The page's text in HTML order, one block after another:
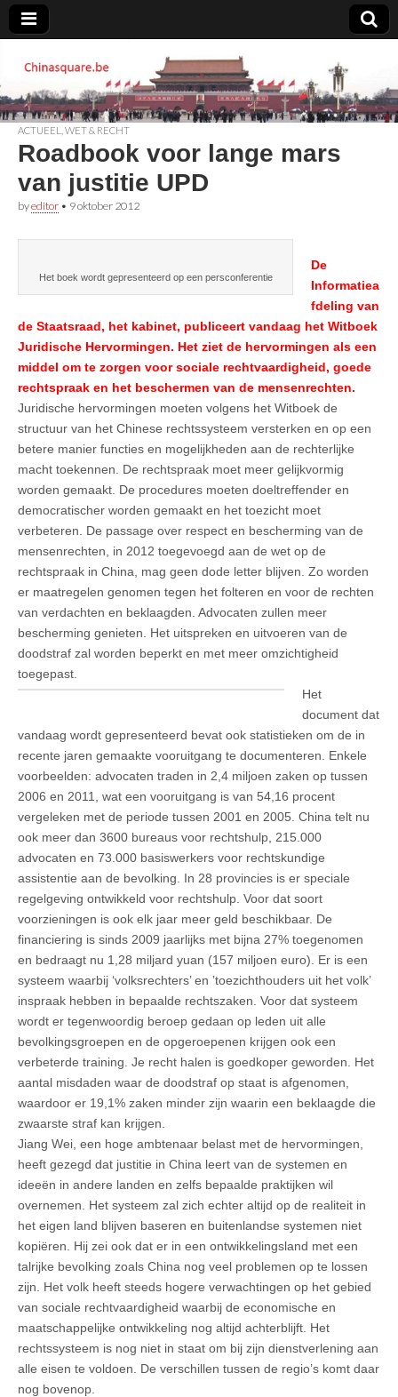
Chinasquare.be
ACTUEEL WET & RECHT
Roadbook voor lange mars
van justitie UPD
byeditor • 9 oktober 2012
Het boek wordt gepresenteerd op een persconferentie
De
Informatiea
fdeling van
de Staatsraad, het kabinet, publiceert vandaag het Witboek
Juridische Hervormingen. Het ziet de hervormingen als een
middel om te zorgen voor sociale rechtvaardigheid, goede
rechtspraak en het beschermen van de mensenrechten.
Juridische hervormingen moeten volgens het Witboek de
structuur van het Chinese rechtssysteem versterken en op een
betere manier functies en mogelijkheden aan de rechterlijke
macht toekennen. De rechtspraak moet meer gelijkvormig
worden gemaakt. De procedures moeten doeltreffender en
democratischer worden gemaakt en het toezicht moet
verbeteren. De passage over respect en bescherming van de
mensenrechten, in 2012 toegevoegd aan de wet op de
rechtspraak in China, mag geen dode letter blijven. Zo worden
er maatregelen genomen tegen het folteren en voor de rechten
van verdachten en beklaagden. Advocaten zullen meer
bescherming genieten. Het uitspreken en uitvoeren van de
doodstraf zal worden beperkt en met meer omzichtigheid
toegepast.
Het
document dat
vandaag wordt gepresenteerd bevat ook statistieken om de in
recente jaren gemaakte vooruitgang te documenteren. Enkele
voorbeelden: advocaten traden in 2,4 miljoen zaken op tussen
2006 en 2011, wat een vooruitgang is van 54,16 procent
vergeleken met de periode tussen 2001 en 2005. China telt nu
ook meer dan 3600 bureaus voor rechtshulp, 215.000
advocaten en 73.000 basiswerkers voor rechtskundige
assistentie aan de bevolking. In 28 provincies is er speciale
regelgeving ontwikkeld voor rechtshulp. Voor dat soort
voorzieningen is ook elk jaar meer geld beschikbaar. De
financiering is sinds 2009 jaarlijks met bijna 27% toegenomen
en bedraagt nu 1,28 miljard yuan (157 miljoen euro). Er is een
systeem waarbij ‘volksrechters’ en ’toezichthouders uit het volk’
inspraak hebben in bepaalde rechtszaken. Voor dat systeem
wordt er tegenwoordig beroep gedaan op leden uit alle
bevolkingsgroepen en de opgeroepenen krijgen ook een
verbeterde training. Je recht halen is goedkoper geworden. Het
aantal misdaden waar de doodstraf op staat is afgenomen,
waardoor er 19,1% zaken minder zijn waarin een beklaagde die
zwaarste straf kan krijgen.
Jiang Wei, een hoge ambtenaar belast met de hervormingen,
heeft gezegd dat justitie in China leert van de systemen en
ideeën in andere landen en zelfs bepaalde praktijken wil
overnemen. Het systeem zal zich echter altijd op de realiteit in
het eigen land blijven baseren en buitenlandse systemen niet
kopiëren. Hij zei ook dat er in een ontwikkelingsland met een
talrijke bevolking zoals China nog veel problemen op te lossen
zijn. Het volk heeft steeds hogere verwachtingen op het gebied
van sociale rechtvaardigheid waarbij de economische en
maatschappelijke ontwikkeling nog altijd achterblijft. Het
rechtssysteem is nog niet in staat om bij zijn dienstverlening aan
alle eisen te voldoen. De verschillen tussen de regio’s komt daar
nog bovenop.